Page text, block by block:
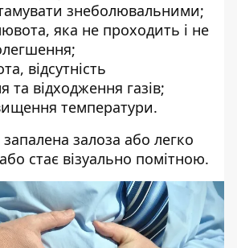
знеболювальними;
яка не проходить і не
відсутність
відходження газів;
температури.
залоза або легко
стає візуально помітною.